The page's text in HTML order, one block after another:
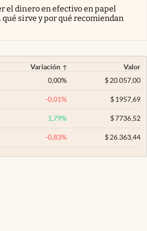
el dinero en efectivo en papel
sirve y por qué recomiendan
Variación
Valor
0,00% $20.057,00
-0,01% $1957,69
1,79% $7736,52
-0,83% $26.363,44